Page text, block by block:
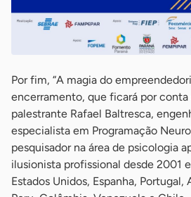
Por fim, “A magia do
encerramento, que ficará por conta
palestrante Rafael Baltresca,
especialista em Programação
pesquisador na área de psicologia
ilusionista profissional desde 2001
Estados Unidos, Espanha, Portugal,